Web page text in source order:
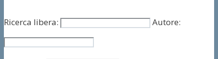
Ricerca libera: Autore: